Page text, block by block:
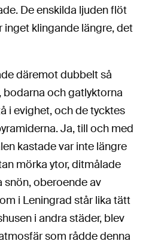
De enskilda ljuden flöt
inget klingande längre, det
däremot dubbelt så
och gatlyktorna
i evighet, och de tycktes
Ja, till och med
kastade var inte längre
mörka ytor, ditmålade
snön, oberoende av
i Leningrad står lika tätt
i andra städer, blev
som rådde denna